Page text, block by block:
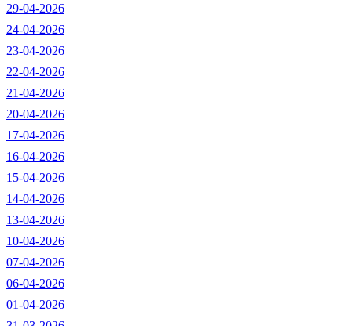
29-04-2026
24-04-2026
23-04-2026
22-04-2026
21-04-2026
20-04-2026
17-04-2026
16-04-2026
15-04-2026
14-04-2026
13-04-2026
10-04-2026
07-04-2026
06-04-2026
01-04-2026